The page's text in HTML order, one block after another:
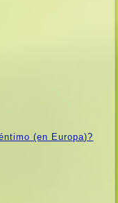
(en Europa)?